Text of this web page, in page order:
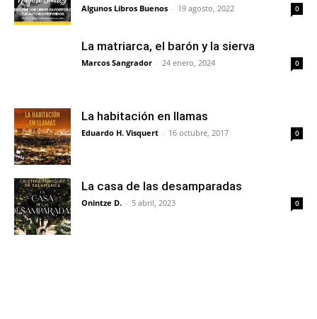
Algunos Libros Buenos - 19 agosto, 2022 0
La matriarca, el barón y la sierva
Marcos Sangrador - 24 enero, 2024 0
La habitación en llamas
Eduardo H. Visquert - 16 octubre, 2017 0
La casa de las desamparadas
Onintze D. - 5 abril, 2023 0